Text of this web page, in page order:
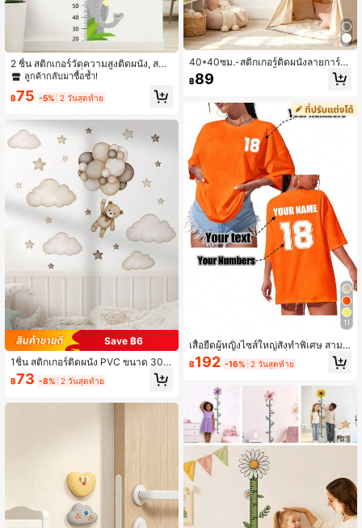
2 ชิ้น สติกเกอร์วัดความสูงติดผนัง, สติก
เกอร์วัดความสูงที่สร้างสรรค์ ถอดออกแ
อง และตกแต่งบ้าน, การวาดน่ารัก, ของ
อน, ไอเดียตกแต่งครัว, ตกแต่งห้องน้ำ,
สติกเกอร์, สติกเกอร์ติดผนัง, วินิลสติกเก
อร์สำหรับตกแต่งบ้าน, ของตกแต่งฤดูใ
บไม้ผลิ ให้บ้านของคุณสดใหม่, สติกเกอ
ร์ตกแต่งรามา ของขวัญ วันเกิด วันจบก
ารศึกษา กลับโรงเรียน อุปกรณ์เครื่องเขี
ยน'
ลูกค้ากลับมาซื้อซ้ำ!
฿75 -5% 2 วันสุดท้าย
Save ฿6
1ชิ้น สติกเกอร์ติดผนัง PVC ขนาด 30*
90 ซม. สติกเกอร์ติดผนังลูกโป่งหมีการ์
ตูน เหมาะสำหรับห้อง ห้องนอน ห้องนั่งเ
฿73 -8% 2 วันสุดท้าย
40*40ซม.-สติกเกอร์ติดผนังลายการ์ตู
นกระต่าย ดอกไม้ ผีเสื้อ, กระต่ายน่ารัก
แครอท หญ้า, เหมาะสำหรับห้องเด็กทา
รงเรียนอนุบาล, ตกแต่งธีมงานปาร์ตี้
฿89
11
เสื้อยืดผู้หญิงไซส์ใหญ่สั่งทำพิเศษ สามา
รถพิมพ์โลโก้หมายเลข ชื่อ/ข้อความ/เล
ขนำโชค ได้ทั้งด้านหน้าและด้านหลัง
฿192 -16% 2 วันสุดท้าย